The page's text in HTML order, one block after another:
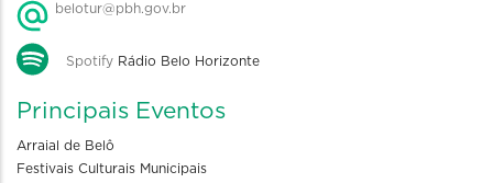
belotur@pbh.gov.br
Spotify Rádio Belo Horizonte
Principais Eventos
Arraial de Belô
Festivais Culturais Municipais